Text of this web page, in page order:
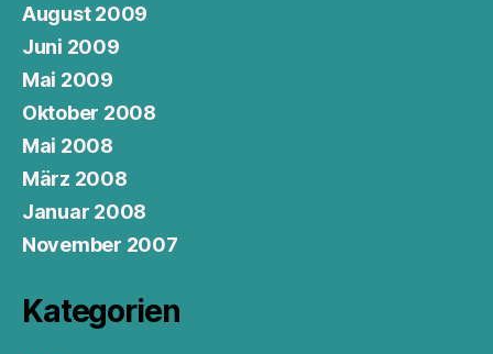
August 2009
Juni 2009
Mai 2009
Oktober 2008
Mai 2008
März 2008
Januar 2008
November 2007
Kategorien